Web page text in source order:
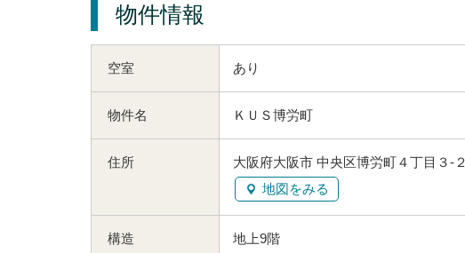
物件情報
空室 あり
物件名 ＫＵＳ博労町
住所
大阪府大阪市 中央区博労町４丁目３-２
地図をみる
構造 地上9階